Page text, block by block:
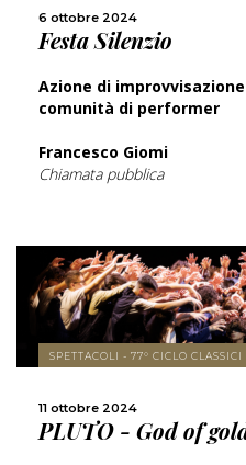
6 ottobre 2024
Festa Silenzio
Azione di
comunità di performer
Francesco Giomi
Chiamata pubblica
SPETTACOLI - 77° CICLO CLASSICI
11 ottobre 2024
PLUTO - God of